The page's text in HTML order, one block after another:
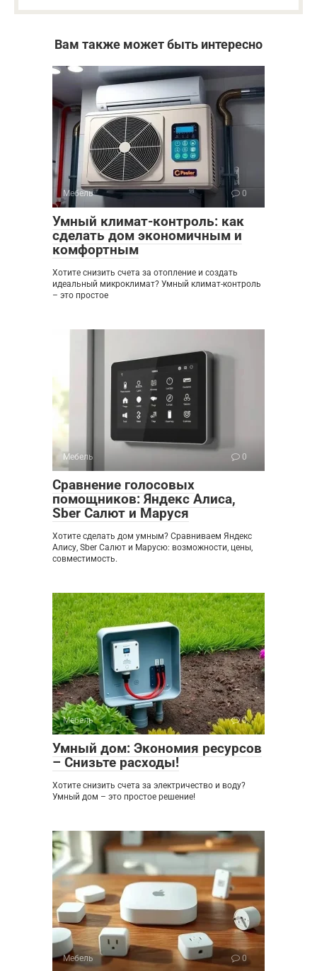
Вам также может быть интересно
Мебель 0
Умный климат-контроль: как
сделать дом экономичным и
комфортным
Хотите снизить счета за отопление и создать
идеальный микроклимат? Умный климат-контроль
– это простое
Мебель 0
Сравнение голосовых
помощников: Яндекс Алиса,
Sber Салют и Маруся
Хотите сделать дом умным? Сравниваем Яндекс
Алису, Sber Салют и Марусю: возможности, цены,
совместимость.
Мебель 0
Умный дом: Экономия ресурсов
– Снизьте расходы!
Хотите снизить счета за электричество и воду?
Умный дом – это простое решение!
Мебель 0